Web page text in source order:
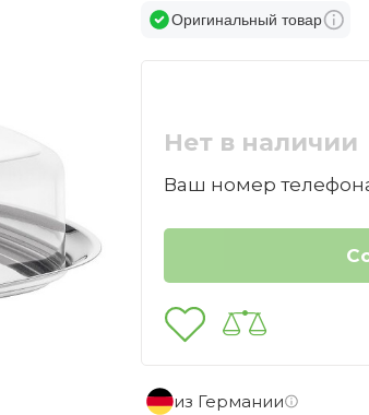
Оригинальный товар
Нет в наличии
Ваш номер
из Германии